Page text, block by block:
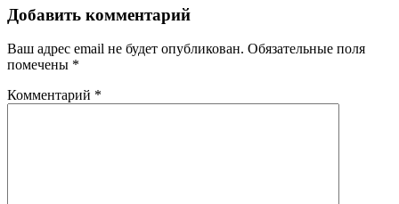
Добавить комментарий
Ваш адрес email не будет опубликован. Обязательные поля
помечены *
Комментарий *